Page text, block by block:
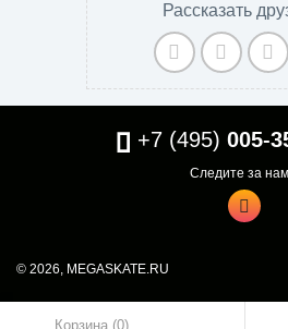
Корзина (0)
Рассказать
+7 (495) 005-
Следите за
© 2026, MEGASKATE.RU